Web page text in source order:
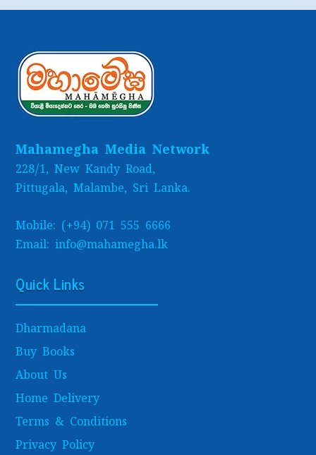
Mahamegha Media Network
228/1, New Kandy Road,
Pittugala, Malambe, Sri Lanka.
Mobile: (+94) 071 555 6666
Email: info@mahamegha.lk
Quick Links
Dharmadana
Buy Books
About Us
Home Delivery
Terms & Conditions
Privacy Policy